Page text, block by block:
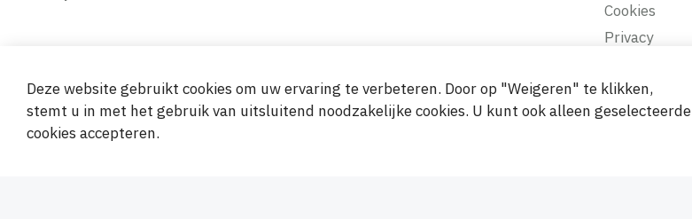
Cookies
Privacy
Veilige en gemakkelijke betalingen
Deze website gebruikt cookies om uw ervaring te verbeteren. Door op "Weigeren" te klikken,
stemt u in met het gebruik van uitsluitend noodzakelijke cookies. U kunt ook alleen geselecteerde
cookies accepteren.